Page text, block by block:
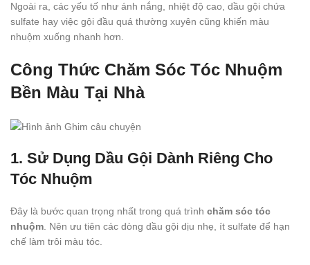
Ngoài ra, các yếu tố như ánh nắng, nhiệt độ cao, dầu gội chứa
sulfate hay việc gội đầu quá thường xuyên cũng khiến màu
nhuộm xuống nhanh hơn.
Công Thức Chăm Sóc Tóc Nhuộm
Bền Màu Tại Nhà
1. Sử Dụng Dầu Gội Dành Riêng Cho
Tóc Nhuộm
Đây là bước quan trọng nhất trong quá trình chăm sóc tóc
nhuộm . Nên ưu tiên các dòng dầu gội dịu nhẹ, ít sulfate để hạn
chế làm trôi màu tóc.